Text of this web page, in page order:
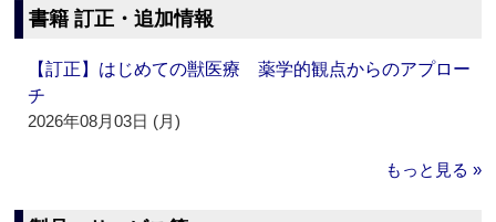
書籍 訂正・追加情報
【訂正】はじめての獣医療 薬学的観点からのアプロー
チ
2026年08月03日 (月)
もっと見る »